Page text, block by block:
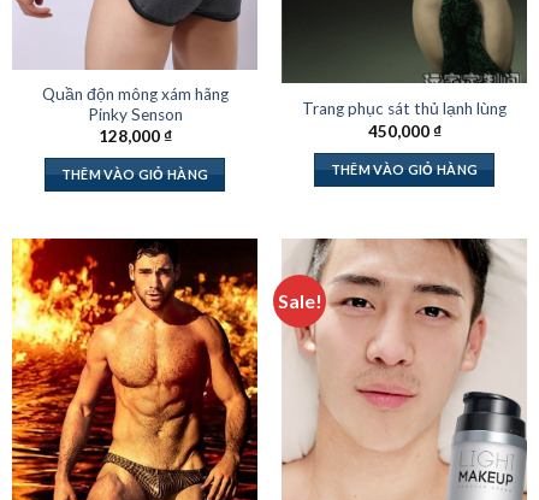
Quần độn mông xám hãng
Pinky Senson
128,000₫
THÊM VÀO GIỎ HÀNG
Trang phục sát thủ lạnh lùng
450,000₫
THÊM VÀO GIỎ HÀNG
Sale!